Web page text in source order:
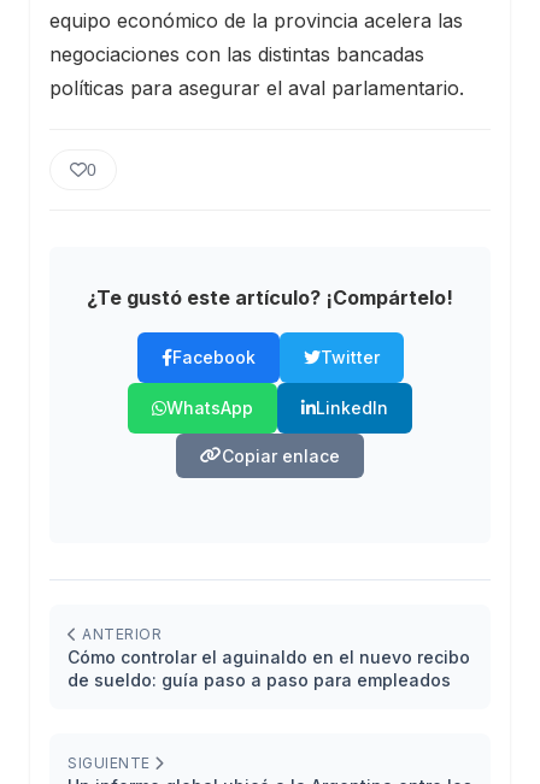
equipo económico de la provincia acelera las
negociaciones con las distintas bancadas
políticas para asegurar el aval parlamentario.
0
¿Te gustó este artículo? ¡Compártelo!
Facebook Twitter
WhatsApp LinkedIn
Copiar enlace
ANTERIOR
Cómo controlar el aguinaldo en el nuevo recibo
de sueldo: guía paso a paso para empleados
SIGUIENTE